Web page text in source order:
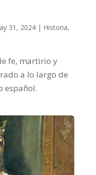
31, 2024| Historia,
fe, martirio y
a lo largo de
español.